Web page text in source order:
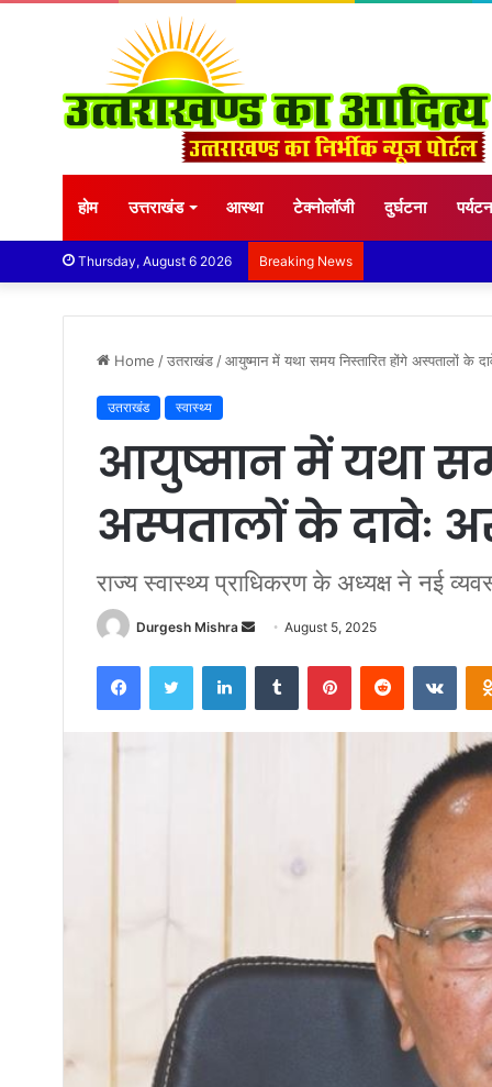
होम उत्तराखंड आस्था टेक्नोलॉजी दुर्घटना पर्यटन
Thursday, August 6 2026 Breaking News
Home /उतराखंड /आयुष्मान में यथा समय निस्तारित होंगे अस्पतालों के
उतराखंड स्वास्थ्य
आयुष्मान में यथा
अस्पतालों के दावेः
राज्य स्वास्थ्य प्राधिकरण के अध्यक्ष ने नई
Durgesh Mishra
Send
email
August 5, 2025
FacebookTwitter LinkedInTumblr PinterestReddit